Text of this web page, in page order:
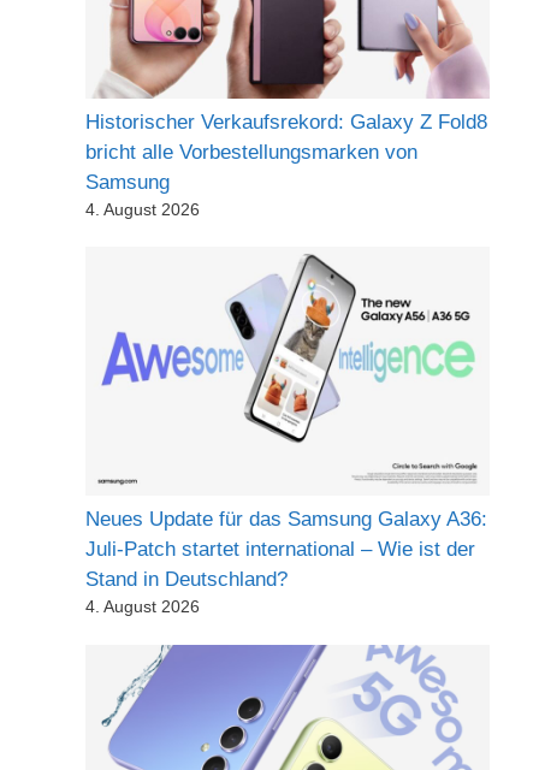
Historischer Verkaufsrekord: Galaxy Z Fold8
bricht alle Vorbestellungsmarken von
Samsung
4. August 2026
Neues Update für das Samsung Galaxy A36:
Juli-Patch startet international – Wie ist der
Stand in Deutschland?
4. August 2026